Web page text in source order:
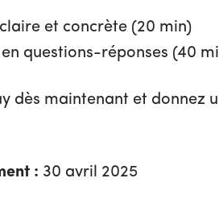
et concrète (20 min)
questions-réponses (40
dès maintenant et donnez
: 30 avril 2025